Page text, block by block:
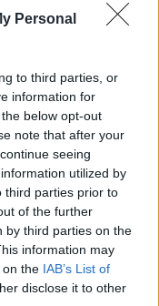
Personal
to third parties, or
information for
below opt-out
note that after your
seeing
utilized by
third parties prior to
of the further
by third parties on the
information may
on the IAB’s List of
disclose it to other